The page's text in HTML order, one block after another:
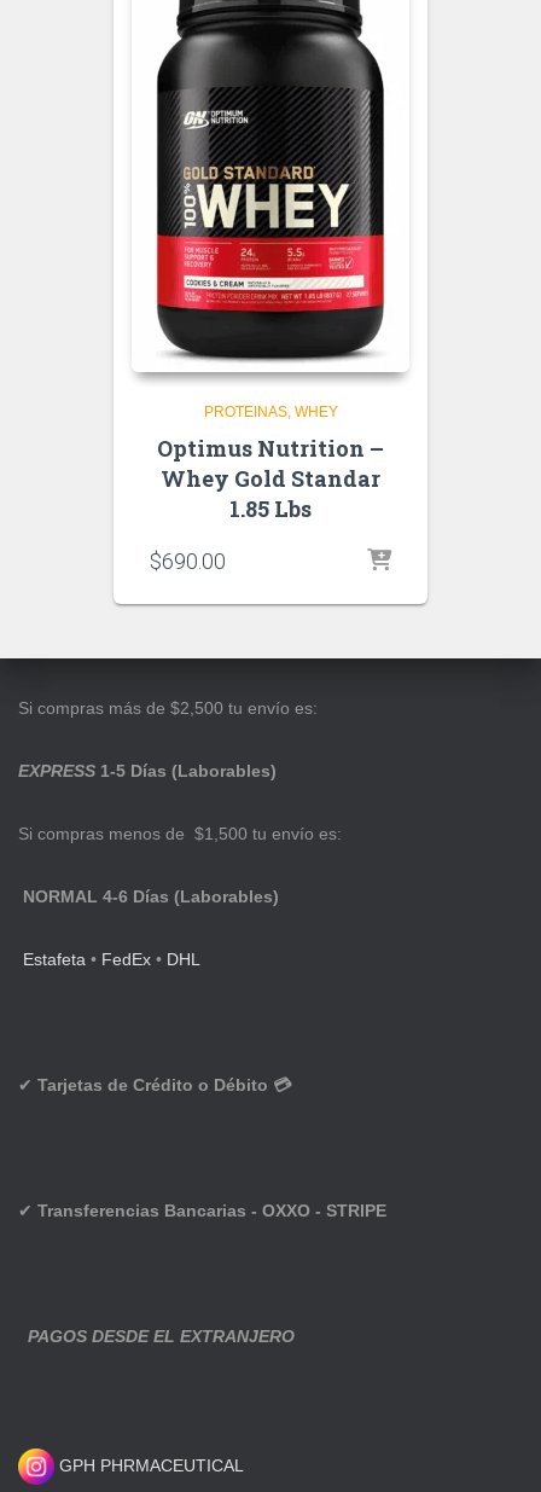
PROTEINAS WHEY
Optimus Nutrition –
Whey Gold Standar
1.85 Lbs
$690.00
Si compras más de $2,500 tu envío es:
EXPRESS 1-5 Días (Laborables)
Si compras menos de $1,500 tu envío es:
NORMAL 4-6 Días (Laborables)
Estafeta • FedEx • DHL
✔ Tarjetas de Crédito o Débito 💳
✔ Transferencias Bancarias - OXXO - STRIPE
PAGOS DESDE EL EXTRANJERO
GPH PHRMACEUTICAL